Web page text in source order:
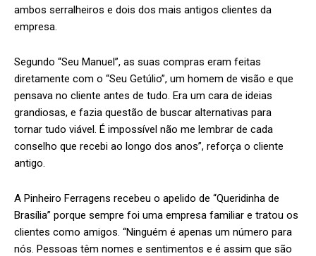
ambos serralheiros e dois dos mais antigos clientes da
empresa.
Segundo “Seu Manuel”, as suas compras eram feitas
diretamente com o “Seu Getúlio”, um homem de visão e que
pensava no cliente antes de tudo. Era um cara de ideias
grandiosas, e fazia questão de buscar alternativas para
tornar tudo viável. É impossível não me lembrar de cada
conselho que recebi ao longo dos anos”, reforça o cliente
antigo.
A Pinheiro Ferragens recebeu o apelido de “Queridinha de
Brasília” porque sempre foi uma empresa familiar e tratou os
clientes como amigos. “Ninguém é apenas um número para
nós. Pessoas têm nomes e sentimentos e é assim que são